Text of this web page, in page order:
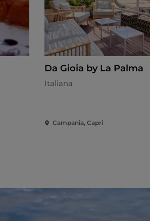
Da Gioia by La Palma
Italiana
Campania, Capri